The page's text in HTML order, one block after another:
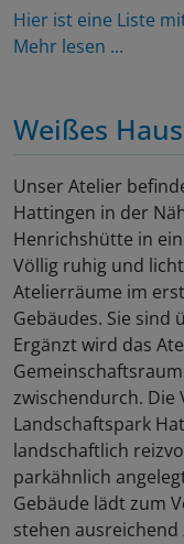
Hier ist eine Liste
Mehr lesen ...
Weißes
Unser Atelier
Hattingen in der
Henrichshütte in
Völlig ruhig und
Atelierräume im
Gebäudes. Sie sind
Ergänzt wird das
zwischendurch. Die
Landschaftspark
landschaftlich
parkähnlich
Gebäude lädt zum
stehen